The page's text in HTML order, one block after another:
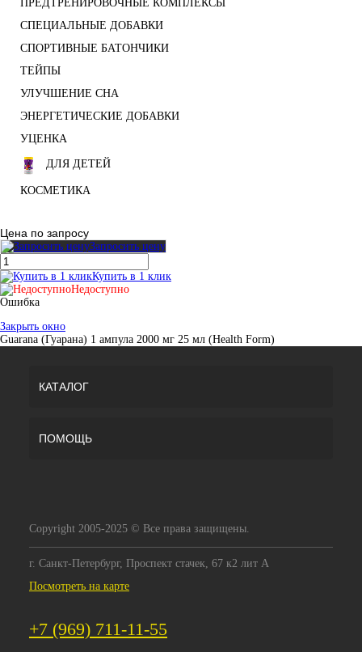
ПРЕДТРЕНИРОВОЧНЫЕ КОМПЛЕКСЫ
СПЕЦИАЛЬНЫЕ ДОБАВКИ
СПОРТИВНЫЕ БАТОНЧИКИ
ТЕЙПЫ
УЛУЧШЕНИЕ СНА
ЭНЕРГЕТИЧЕСКИЕ ДОБАВКИ
УЦЕНКА
ДЛЯ ДЕТЕЙ
КОСМЕТИКА
Цена по запросу
Запросить цену
Купить в 1 клик
Недоступно
Ошибка
Закрыть окно
Guarana (Гуарана) 1 ампула 2000 мг 25 мл (Health Form)
КАТАЛОГ
ПОМОЩЬ
Copyright 2005-2025 © Все права защищены.
г. Санкт-Петербург, Проспект стачек, 67 к2 лит А
Посмотреть на карте
+7 (969) 711-11-55